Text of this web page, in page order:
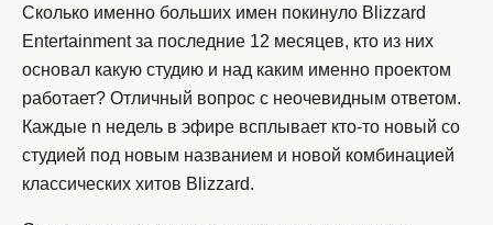
Сколько именно больших имен покинуло Blizzard
Entertainment за последние 12 месяцев, кто из них
основал какую студию и над каким именно проектом
работает? Отличный вопрос с неочевидным ответом.
Каждые n недель в эфире всплывает кто-то новый со
студией под новым названием и новой комбинацией
классических хитов Blizzard.